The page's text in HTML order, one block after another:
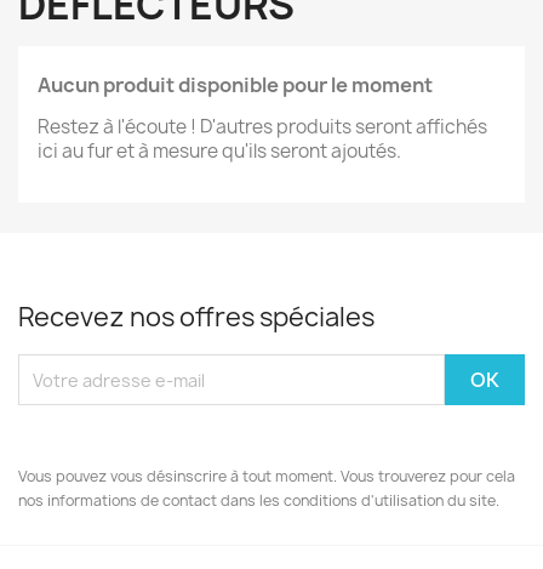
Aucun produit disponible pour le moment
Restez à l'écoute ! D'autres produits seront affichés
ici au fur et à mesure qu'ils seront ajoutés.
Recevez nos offres spéciales
Vous pouvez vous désinscrire à tout moment. Vous trouverez pour cela
nos informations de contact dans les conditions d'utilisation du site.